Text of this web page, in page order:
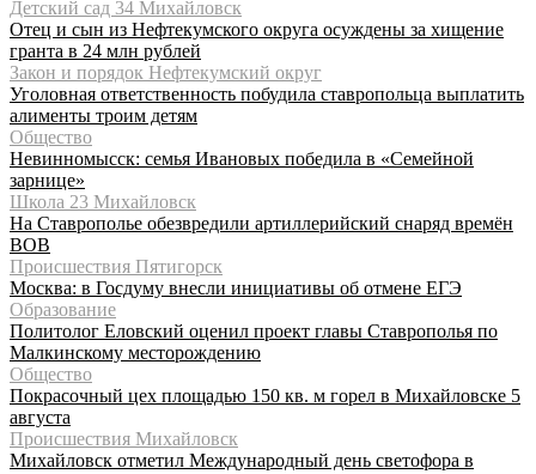
Детский сад 34 Михайловск
Отец и сын из Нефтекумского округа осуждены за хищение
гранта в 24 млн рублей
Закон и порядок Нефтекумский округ
Уголовная ответственность побудила ставропольца выплатить
алименты троим детям
Общество
Невинномысск: семья Ивановых победила в «Семейной
зарнице»
Школа 23 Михайловск
На Ставрополье обезвредили артиллерийский снаряд времён
ВОВ
Происшествия Пятигорск
Москва: в Госдуму внесли инициативы об отмене ЕГЭ
Образование
Политолог Еловский оценил проект главы Ставрополья по
Малкинскому месторождению
Общество
Покрасочный цех площадью 150 кв. м горел в Михайловске 5
августа
Происшествия Михайловск
Михайловск отметил Международный день светофора в